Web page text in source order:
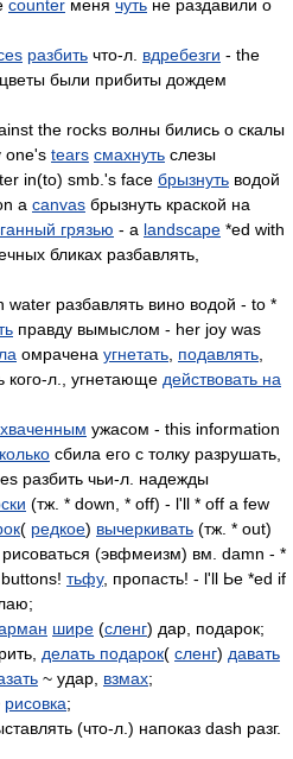
counter меня чуть не раздавили о
разбить что-л. вдребезги - the
были прибиты дождем
the rocks волны бились о скалы
one's tears смахнуть слезы
in(to) smb.'s face брызнуть водой
а canvas брызнуть краской на
грязью - а landscape *ed with
бликах разбавлять,
разбавлять винo водой - to *
правду вымыслом - her joy was
омрачена угнетать подавлять
кого-л., угнетающе действовать на
ужасом - this information
сбила eго с толку разрушать,
разбить чьи-л. надежды
(тж. * down, * off) - l'll * off а few
( редкое) вычеркивать (тж. * out)
рисоваться (эвфмеизм) вм. damn - *
тьфу, пропасть! - l'll Ье *ed if
шире (сленг) дар, подарок;
делать подарок( сленг) давать
~ удар, взмах;
рисовка;
(что-л.) напоказ dash разг.